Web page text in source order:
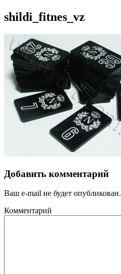
shildi_fitnes_vz
Добавить комментарий
Ваш e-mail не будет опубликован.
Комментарий